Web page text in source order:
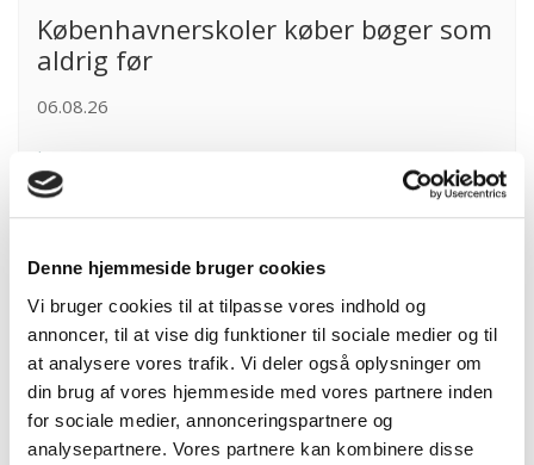
Denne hjemmeside bruger cookies
Vi bruger cookies til at tilpasse vores indhold og
annoncer, til at vise dig funktioner til sociale medier og til
at analysere vores trafik. Vi deler også oplysninger om
din brug af vores hjemmeside med vores partnere inden
for sociale medier, annonceringspartnere og
analysepartnere. Vores partnere kan kombinere disse
Københavnerskoler køber bøger som
aldrig før
06.08.26
Læs mere
andre
rettighedshaverorganisationer: Der
er behov for at styrke den
lovgivningsmæssige indsats mod
generativ AI
24.06.26